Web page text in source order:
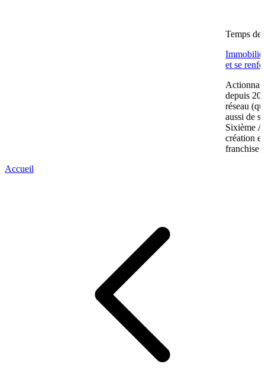
Temps de
et se
depuis
réseau
aussi de
Sixième
création
franchise
Accueil